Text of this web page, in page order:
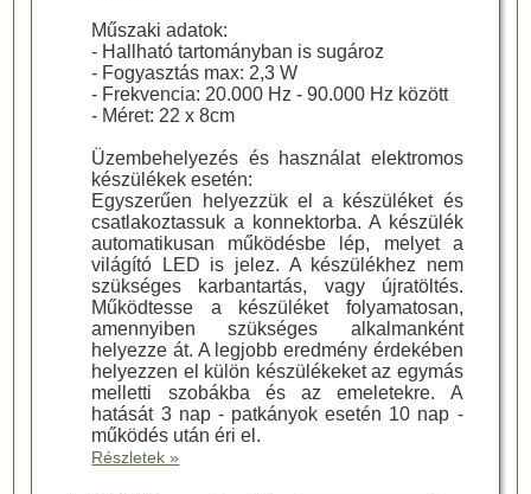
Műszaki adatok:
- Hallható tartományban is sugároz
- Fogyasztás max: 2,3 W
- Frekvencia: 20.000 Hz - 90.000 Hz között
- Méret: 22 x 8cm
Üzembehelyezés és használat elektromos
készülékek esetén:
Egyszerűen helyezzük el a készüléket és
csatlakoztassuk a konnektorba. A készülék
automatikusan működésbe lép, melyet a
világító LED is jelez. A készülékhez nem
szükséges karbantartás, vagy újratöltés.
Működtesse a készüléket folyamatosan,
amennyiben szükséges alkalmanként
helyezze át. A legjobb eredmény érdekében
helyezzen el külön készülékeket az egymás
melletti szobákba és az emeletekre. A
hatását 3 nap - patkányok esetén 10 nap -
működés után éri el.
Részletek »